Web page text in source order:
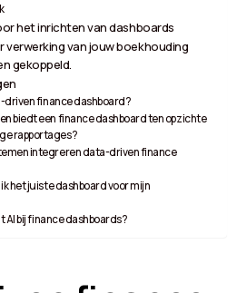
het inrichten van dashboards
verwerking van jouw boekhouding
gekoppeld.
driven finance dashboard?
biedt een finance dashboard ten opzichte
rapportages?
integreren data-driven finance
het juiste dashboard voor mijn
AI bij finance dashboards?